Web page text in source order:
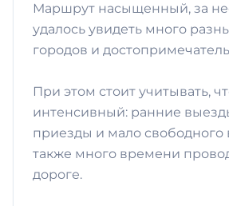
Маршрут насыщенный, за
удалось увидеть много
городов и
При этом стоит учитывать,
интенсивный: ранние
приезды и мало свободного
также много времени
дороге.